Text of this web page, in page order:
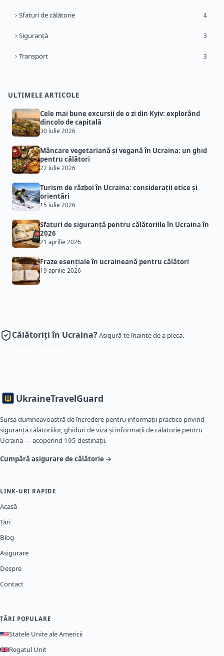
Sfaturi de călătorie 4
Siguranță 3
Transport 3
ULTIMELE ARTICOLE
Cele mai bune excursii de o zi din Kyiv: explorând
dincolo de capitală
30 iulie 2026
Mâncare vegetariană și vegană în Ucraina: un ghid
pentru călători
22 iulie 2026
Turism de război în Ucraina: considerații etice și
orientări
15 iulie 2026
Sfaturi de siguranță pentru călătoriile în Ucraina în
2026
21 aprilie 2026
Fraze esențiale în ucraineană pentru călători
19 aprilie 2026
Călătoriți în Ucraina?Asigură-te înainte de a pleca.
UkraineTravelGuard
Sursa dumneavoastră de încredere pentru informații practice privind
siguranța călătoriilor, ghiduri de viză și informații de călătorie pentru
Ucraina — acoperind 195 destinații.
Cumpără asigurare de călătorie →
LINK-URI RAPIDE
Acasă
Țări
Blog
Asigurare
Despre
Contact
ȚĂRI POPULARE
Statele Unite ale Americii
Regatul Unit